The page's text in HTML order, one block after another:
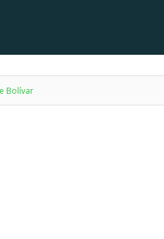
Bolívar